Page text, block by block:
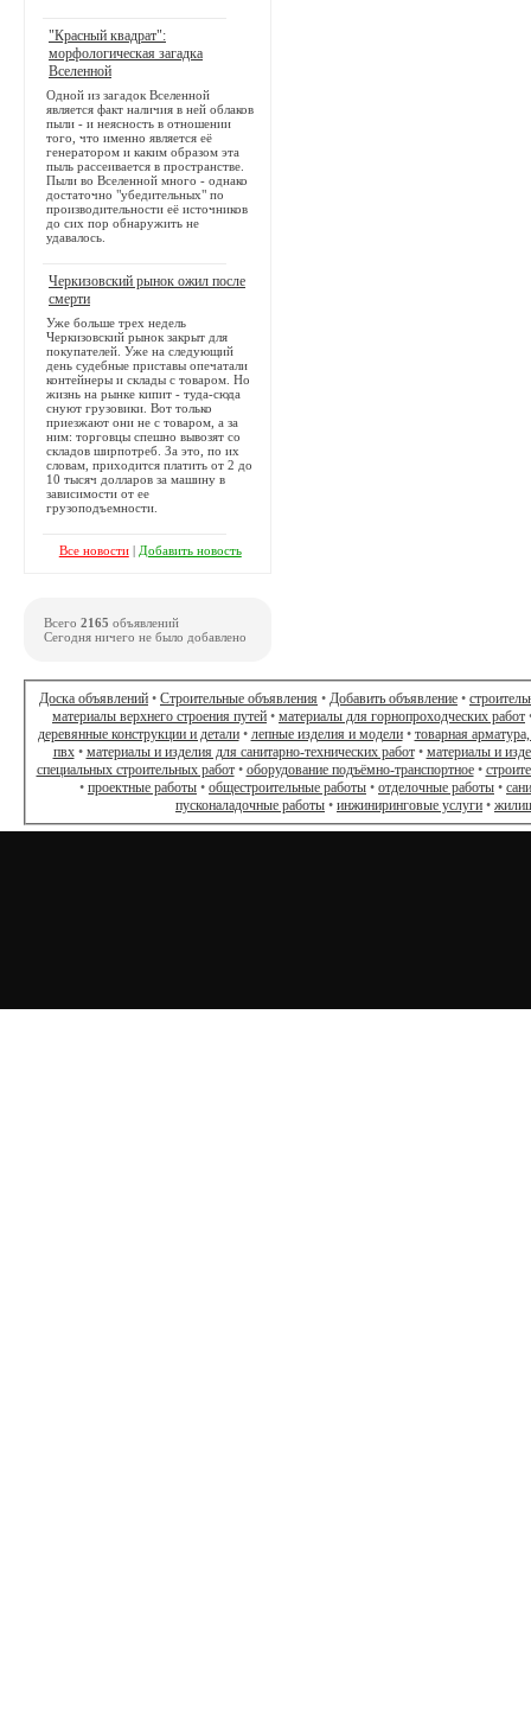
"Красный квадрат":
морфологическая загадка
Вселенной
Одной из загадок Вселенной
является факт наличия в ней облаков
пыли - и неясность в отношении
того, что именно является её
генератором и каким образом эта
пыль рассеивается в пространстве.
Пыли во Вселенной много - однако
достаточно "убедительных" по
производительности её источников
до сих пор обнаружить не
удавалось.
Черкизовский рынок ожил после
смерти
Уже больше трех недель
Черкизовский рынок закрыт для
покупателей. Уже на следующий
день судебные приставы опечатали
контейнеры и склады с товаром. Но
жизнь на рынке кипит - туда-сюда
снуют грузовики. Вот только
приезжают они не с товаром, а за
ним: торговцы спешно вывозят со
складов ширпотреб. За это, по их
словам, приходится платить от 2 до
10 тысяч долларов за машину в
зависимости от ее
грузоподъемности.
Все новости| Добавить новость
Всего 2165 объявлений
Сегодня ничего не было добавлено
Доска объявлений • Строительные объявления • Добавить объявление •
материалы верхнего строения путей • материалы для горнопроходческих работ
деревянные конструкции и детали• лепные изделия и модели• товарная
пвх• материалы и изделия для санитарно-технических работ• материалы и
специальных строительных работ• оборудование подъёмно-транспортное•
• проектные работы • общестроительные работы • отделочные работы •
пусконаладочные работы • инжиниринговые услуги •